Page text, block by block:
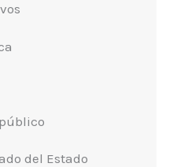
del Estado